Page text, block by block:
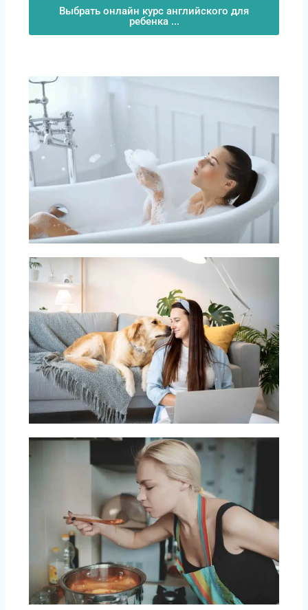
Выбрать онлайн курс английского для
ребенка ...